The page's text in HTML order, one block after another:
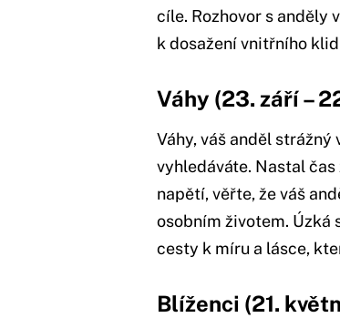
cíle. Rozhovor s anděly
k dosažení vnitřního
Váhy (23. září –
Váhy, váš anděl
vyhledáváte. Nastal
napětí, věřte, že váš
osobním životem. Úzká
cesty k míru a lásce,
Blíženci (21.